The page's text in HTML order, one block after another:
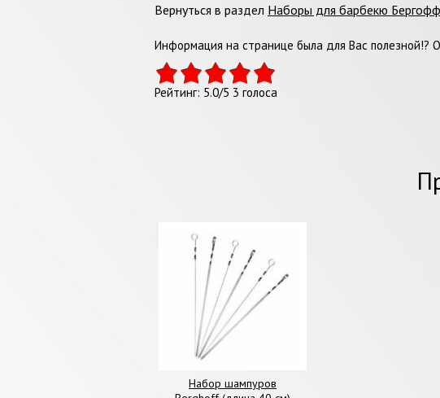
Вернуться в раздел Наборы для барбекю Бергофф
Информация на странице была для Вас полезной!?
Рейтинг: 5.0/5 3 голоса
Набор шампуров